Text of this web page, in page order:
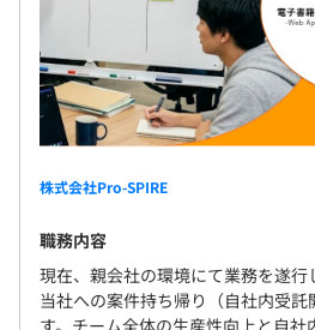
■1チーム4～8名構成で、年齢層
広い
■基本的にウォーターフォールで
特有のプロセスで開発しています
任されることもあります。
株式会社Pro-SPIRE
職務内容
現在、親会社の環境にて業務を遂
当社への案件持ち帰り（自社内受
す。チーム全体の生産性向上と自